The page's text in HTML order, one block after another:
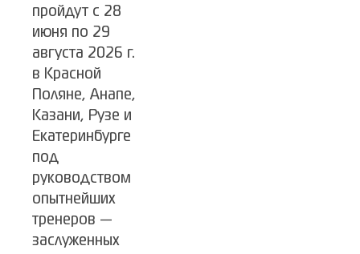
пройдут с 28
июня по 29
августа 2026 г.
в Красной
Поляне, Анапе,
Казани, Рузе и
Екатеринбурге
под
руководством
опытнейших
тренеров —
заслуженных